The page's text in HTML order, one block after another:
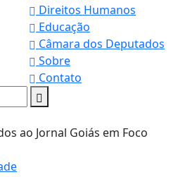
Direitos Humanos
Educação
Câmara dos Deputados
Sobre
Contato
ao Jornal Goiás em Foco